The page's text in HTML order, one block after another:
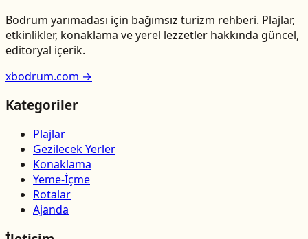
Bodrum yarımadası için bağımsız turizm rehberi. Plajlar,
etkinlikler, konaklama ve yerel lezzetler hakkında güncel,
editoryal içerik.
xbodrum.com →
Kategoriler
Plajlar
Gezilecek Yerler
Konaklama
Yeme-İçme
Rotalar
Ajanda